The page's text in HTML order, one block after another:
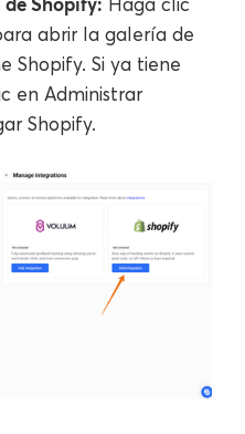
abrir la galería de
Shopify. Si ya tiene
en Administrar
Shopify.